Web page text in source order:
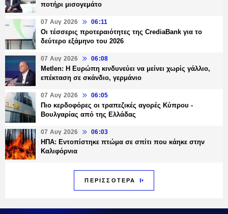
ποτήρι μισογεμάτο
07 Αυγ 2026 06:11
Οι τέσσερις προτεραιότητες της CrediaBank για το
δεύτερο εξάμηνο του 2026
07 Αυγ 2026 06:08
Metlen: Η Ευρώπη κινδυνεύει να μείνει χωρίς γάλλιο,
επέκταση σε σκάνδιο, γερμάνιο
07 Αυγ 2026 06:05
Πιο κερδοφόρες οι τραπεζικές αγορές Κύπρου -
Βουλγαρίας από της Ελλάδας
07 Αυγ 2026 06:03
ΗΠΑ: Εντοπίστηκε πτώμα σε σπίτι που κάηκε στην
Καλιφόρνια
ΠΕΡΙΣΣΟΤΕΡΑ